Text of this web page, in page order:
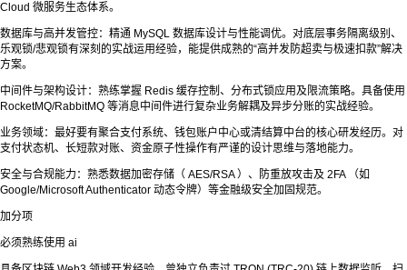
Cloud 微服务生态体系。
数据库与高并发管控：精通 MySQL 数据库设计与性能调优。对底层事务隔离级别、
乐观锁/悲观锁有深刻的实战运用经验，能提供成熟的“高并发防超卖与极速扣款”解决
方案。
中间件与架构设计：熟练掌握 Redis 缓存控制、分布式锁应用及限流策略。具备使用
RocketMQ/RabbitMQ 等消息中间件进行复杂业务解耦及异步分账的实战经验。
业务领域：最好要有聚合支付系统、钱包账户中心或清结算中台的核心研发经历。对
支付状态机、长短款对账、资金原子性操作有严谨的设计思维与落地能力。
安全与合规能力：熟悉数据加密存储（ AES/RSA ）、防重放攻击及 2FA （如
Google/Microsoft Authenticator 动态令牌）等金融级安全加固规范。
加分项
必须熟练使用 ai